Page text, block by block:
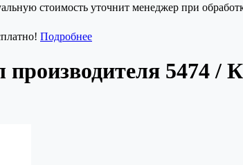
стоимость уточнит менеджер при
Подробнее
5474 /